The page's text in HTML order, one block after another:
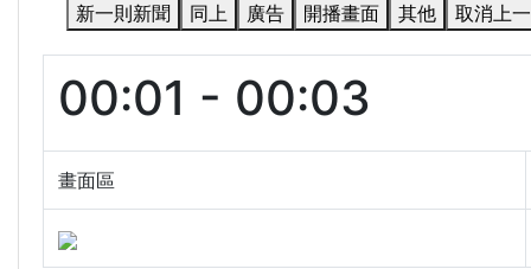
新一則新聞 同上 廣告 開播畫面 其他 取消上
00:01 - 00:03
畫面區